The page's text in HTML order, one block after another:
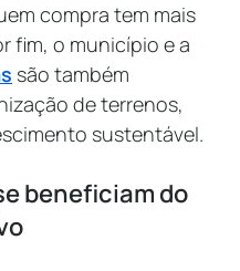
compra tem mais
fim, o município e a
são também
de terrenos,
sustentável.
beneficiam do